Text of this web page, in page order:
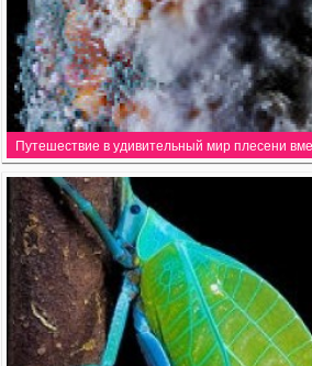
Путешествие в удивительный мир плесени